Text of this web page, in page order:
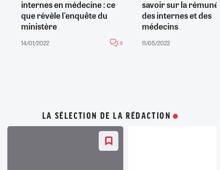
internes en médecine : ce
que révèle l'enquête du
ministère
14/01/2022 0
savoir sur la
des internes et des
médecins
11/05/2022
LA SÉLECTION DE LA RÉDACTION